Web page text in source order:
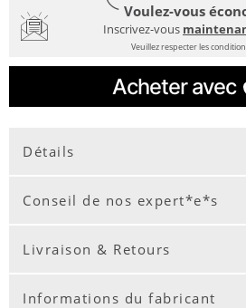
Voulez-vous
Inscrivez-vous
Veuillez respecter les
Détails
Conseil de nos expert*e*s
Livraison & Retours
Informations du fabricant